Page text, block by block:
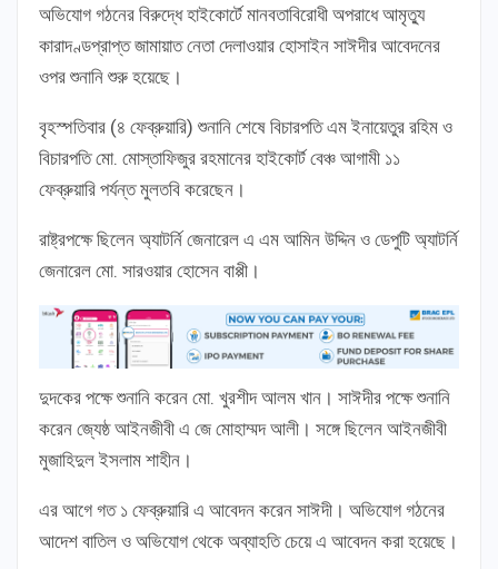
অভিযোগ গঠনের বিরুদ্ধে হাইকোর্টে মানবতাবিরোধী অপরাধে আমৃত্যু
কারাদণ্ডপ্রাপ্ত জামায়াত নেতা দেলাওয়ার হোসাইন সাঈদীর আবেদনের
ওপর শুনানি শুরু হয়েছে।
বৃহস্পতিবার (৪ ফেব্রুয়ারি) শুনানি শেষে বিচারপতি এম ইনায়েতুর রহিম ও
বিচারপতি মো. মোস্তাফিজুর রহমানের হাইকোর্ট বেঞ্চ আগামী ১১
ফেব্রুয়ারি পর্যন্ত মুলতবি করেছেন।
রাষ্ট্রপক্ষে ছিলেন অ্যাটর্নি জেনারেল এ এম আমিন উদ্দিন ও ডেপুটি অ্যাটর্নি
জেনারেল মো. সারওয়ার হোসেন বাপ্পী।
দুদকের পক্ষে শুনানি করেন মো. খুরশীদ আলম খান। সাঈদীর পক্ষে শুনানি
করেন জ্যেষ্ঠ আইনজীবী এ জে মোহাম্মদ আলী। সঙ্গে ছিলেন আইনজীবী
মুজাহিদুল ইসলাম শাহীন।
এর আগে গত ১ ফেব্রুয়ারি এ আবেদন করেন সাঈদী। অভিযোগ গঠনের
আদেশ বাতিল ও অভিযোগ থেকে অব্যাহতি চেয়ে এ আবেদন করা হয়েছে।